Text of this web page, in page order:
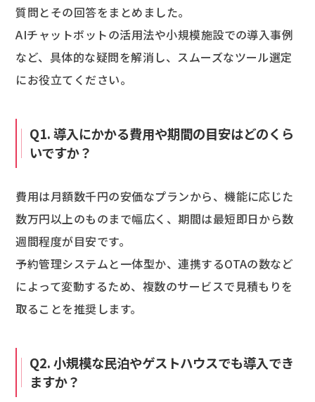
質問とその回答をまとめました。
AIチャットボットの活用法や小規模施設での導入事例
など、具体的な疑問を解消し、スムーズなツール選定
にお役立てください。
Q1. 導入にかかる費用や期間の目安はどのくら
いですか？
費用は月額数千円の安価なプランから、機能に応じた
数万円以上のものまで幅広く、期間は最短即日から数
週間程度が目安です。
予約管理システムと一体型か、連携するOTAの数など
によって変動するため、複数のサービスで見積もりを
取ることを推奨します。
Q2. 小規模な民泊やゲストハウスでも導入でき
ますか？